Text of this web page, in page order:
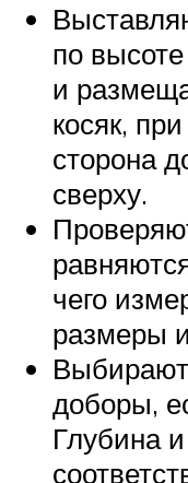
по
и
косяк,
сторона
сверху.
чего
размеры
доборы,
Глубина